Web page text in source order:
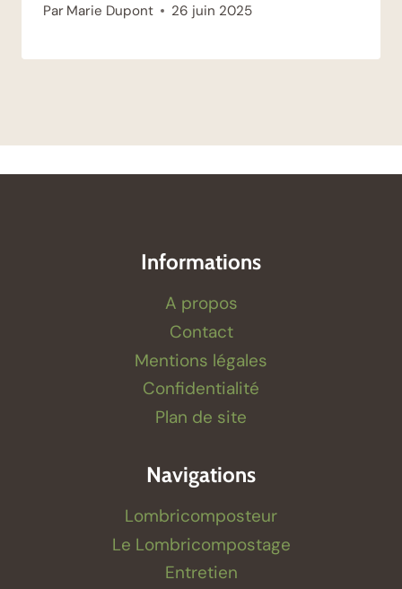
Par Marie Dupont 26 juin 2025
Informations
A propos
Contact
Mentions légales
Confidentialité
Plan de site
Navigations
Lombricomposteur
Le Lombricompostage
Entretien